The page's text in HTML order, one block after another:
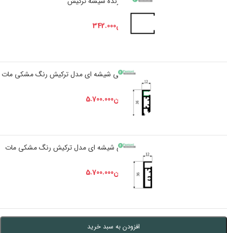
+
تومان342.000
+
6.000.000 تومان5.700.000
+
6.000.000 تومان5.700.000
افزودن به سبد خرید